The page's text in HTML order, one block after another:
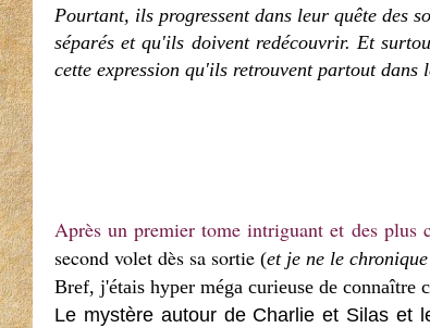
Pourtant, ils progressent dans leur quête des
séparés et qu'ils doivent redécouvrir. Et
cette expression qu'ils retrouvent partout dans
Après un premier tome intriguant et des plus
second volet dès sa sortie (et je ne le
Bref, j'étais hyper méga curieuse de connaître
Le mystère autour de Charlie et Silas et